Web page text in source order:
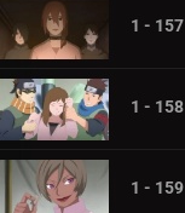
1 - 157
1 - 158
1 - 159